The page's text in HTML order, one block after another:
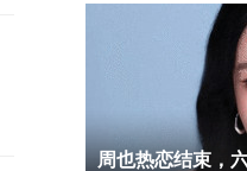
周也热恋结束，